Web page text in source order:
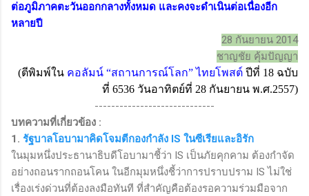
ต่อภูมิภาคตะวันออกกลางทั้งหมด และคงจะดำเนินต่อเนื่องอีก
หลายปี
28 กันยายน 2014
ชาญชัย คุ้มปัญญา
(ตีพิมพ์ใน คอลัมน์ “สถานการณ์โลก”ไทยโพสต์ ปีที่ 18 ฉบับ
ที่ 6536 วันอาทิตย์ที่ 28 กันยายน พ.ศ.2557)
-----------------------------
บทความที่เกี่ยวข้อง :
1. รัฐบาลโอบามาคิดโจมตีกองกำลัง IS ในซีเรียและอิรัก
ในมุมหนึ่งประธานาธิบดีโอบามาชี้ว่า IS เป็นภัยคุกคาม ต้องกำจัด
อย่างถอนรากถอนโคน ในอีกมุมหนึ่งชี้ว่าการปราบปราม IS ไม่ใช่
เรื่องเร่งด่วนที่ต้องลงมือทันที ที่สำคัญคือต้องรอความร่วมมือจาก